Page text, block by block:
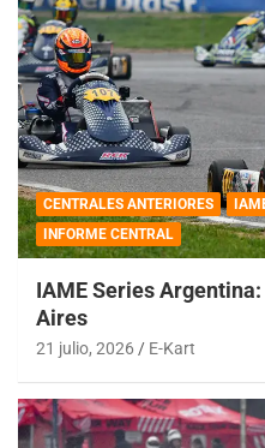
CENTRALES ANTERIORES
INFORME CENTRAL
IAME Series
Aires
21 julio, 2026 E-Kart